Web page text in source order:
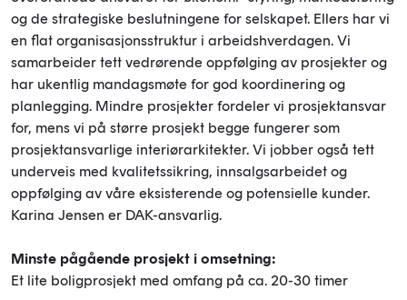
og de strategiske beslutningene for selskapet. Ellers har vi
en flat organisasjonsstruktur i arbeidshverdagen. Vi
samarbeider tett vedrørende oppfølging av prosjekter og
har ukentlig mandagsmøte for god koordinering og
planlegging. Mindre prosjekter fordeler vi prosjektansvar
for, mens vi på større prosjekt begge fungerer som
prosjektansvarlige interiørarkitekter. Vi jobber også tett
underveis med kvalitetssikring, innsalgsarbeidet og
oppfølging av våre eksisterende og potensielle kunder.
Karina Jensen er DAK-ansvarlig.
Minste pågående prosjekt i omsetning:
Et lite boligprosjekt med omfang på ca. 20-30 timer